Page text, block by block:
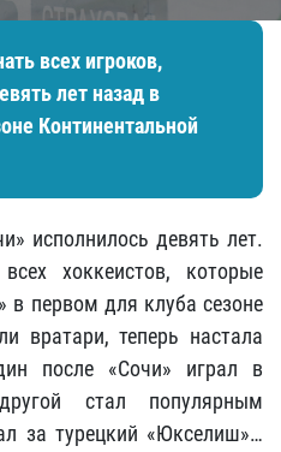
всех игроков,
лет назад в
Континентальной
исполнилось девять лет.
хоккеистов, которые
в первом для клуба сезоне
вратари, теперь настала
после «Сочи» играл в
стал популярным
за турецкий «Юкселиш»…